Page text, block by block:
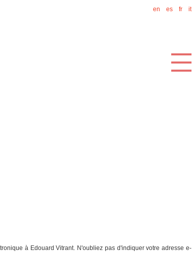
en es fr it
à Edouard Vitrant. N'oubliez pas d'indiquer votre adresse e-